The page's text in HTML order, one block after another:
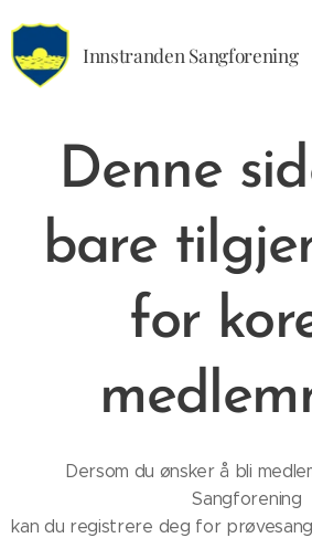
Innstranden Sangforening
Denne
bare
for
Dersom du ønsker å bli
Sangforening
kan du registrere deg for prøvesang